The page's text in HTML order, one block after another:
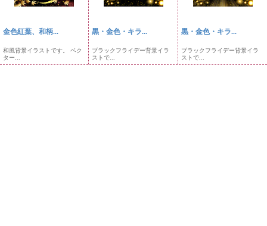
金色紅葉、和柄...
和風背景イラストです。 ベク
ター...
黒・金色・キラ...
ブラックフライデー背景イラ
ストで...
黒・金色・キラ...
ブラックフライデー背景イラ
ストで...